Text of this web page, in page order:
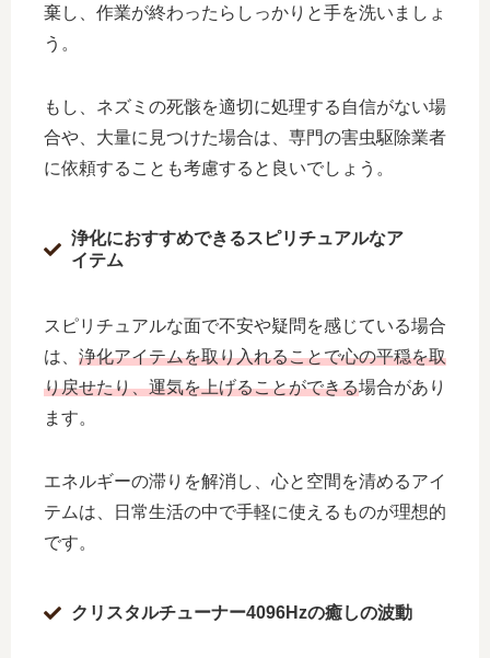
棄し、作業が終わったらしっかりと手を洗いましょ
う。
もし、ネズミの死骸を適切に処理する自信がない場
合や、大量に見つけた場合は、専門の害虫駆除業者
に依頼することも考慮すると良いでしょう。
浄化におすすめできるスピリチュアルなア
イテム
スピリチュアルな面で不安や疑問を感じている場合
は、 浄化アイテムを取り入れることで心の平穏を取
り戻せたり、運気を上げることができる場合があり
ます。
エネルギーの滞りを解消し、心と空間を清めるアイ
テムは、日常生活の中で手軽に使えるものが理想的
です。
クリスタルチューナー4096Hzの癒しの波動